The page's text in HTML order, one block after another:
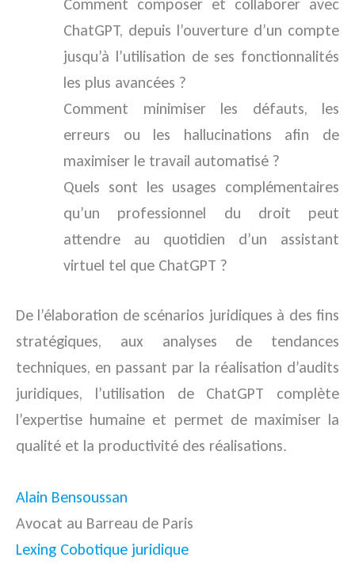
ChatGPT, depuis l’ouverture d’un compte
jusqu’à l’utilisation de ses fonctionnalités
les plus avancées ?
Comment minimiser les défauts, les
erreurs ou les hallucinations afin de
maximiser le travail automatisé ?
Quels sont les usages complémentaires
qu’un professionnel du droit peut
attendre au quotidien d’un assistant
virtuel tel que ChatGPT ?
De l’élaboration de scénarios juridiques à des fins
stratégiques, aux analyses de tendances
techniques, en passant par la réalisation d’audits
juridiques, l’utilisation de ChatGPT complète
l’expertise humaine et permet de maximiser la
qualité et la productivité des réalisations.
Alain Bensoussan
Avocat au Barreau de Paris
Lexing Cobotique juridique